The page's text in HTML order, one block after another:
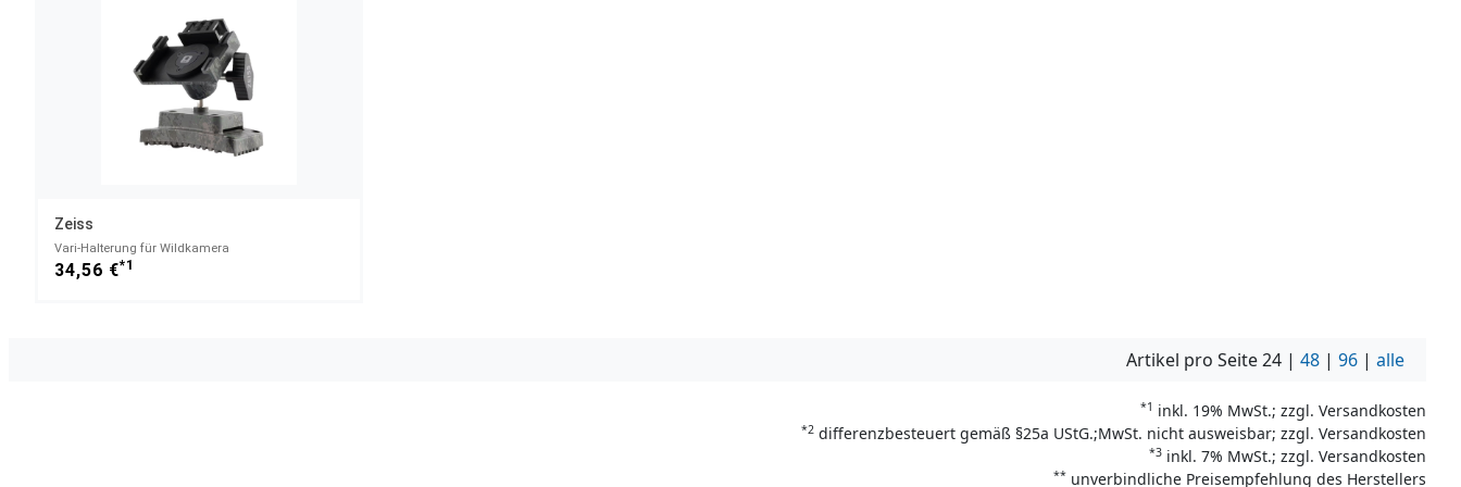
Zeiss
Vari-Halterung für Wildkamera
34,56 €*1
Artikel pro Seite24 | 48 | 96 | alle
*1 inkl. 19% MwSt.; zzgl. Versandkosten
*2 differenzbesteuert gemäß §25a UStG.;MwSt. nicht ausweisbar; zzgl. Versandkosten
*3 inkl. 7% MwSt.; zzgl. Versandkosten
** unverbindliche Preisempfehlung des Herstellers